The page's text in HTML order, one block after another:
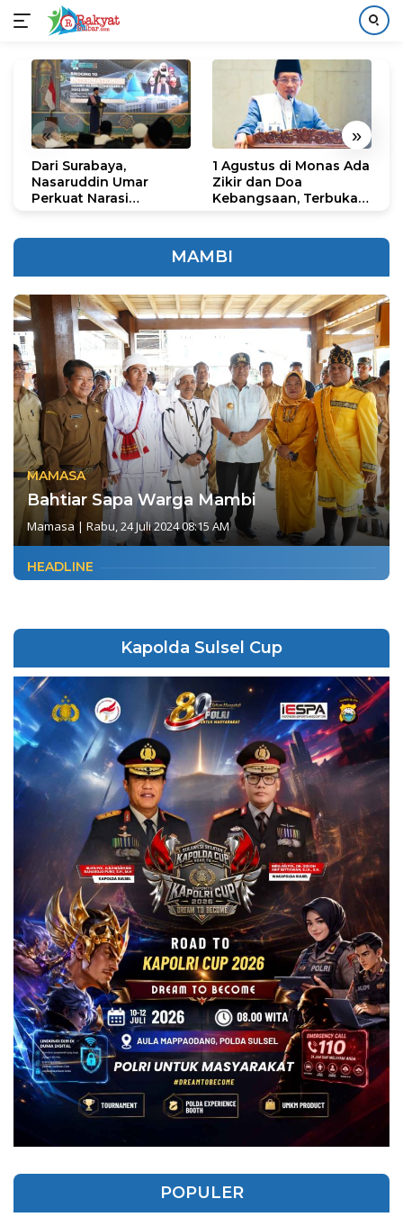
konten
« »
Dari Surabaya,
Nasaruddin Umar
Perkuat Narasi
1 Agustus di Monas Ada
Zikir dan Doa
Kebangsaan, Terbuka
MAMBI
MAMASA
Bahtiar Sapa Warga Mambi
Mamasa | Rabu, 24 Juli 2024 08:15 AM
HEADLINE
Kapolda Sulsel Cup
POPULER